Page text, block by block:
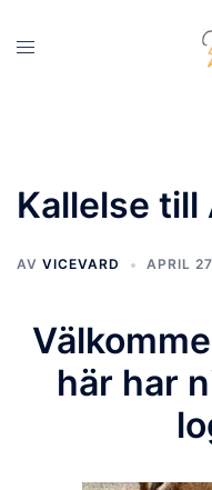
tillSlå
Kallelse till
AV VICEVARD APRIL
här har